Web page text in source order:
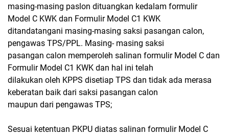
masing-masing paslon dituangkan kedalam formulir
Model C KWK dan Formulir Model C1 KWK
ditandatangani masing-masing saksi pasangan calon,
pengawas TPS/PPL. Masing- masing saksi
pasangan calon memperoleh salinan formulir Model C dan
Formulir Model C1 KWK dan hal ini telah
dilakukan oleh KPPS disetiap TPS dan tidak ada merasa
keberatan baik dari saksi pasangan calon
maupun dari pengawas TPS;
Sesuai ketentuan PKPU diatas salinan formulir Model C